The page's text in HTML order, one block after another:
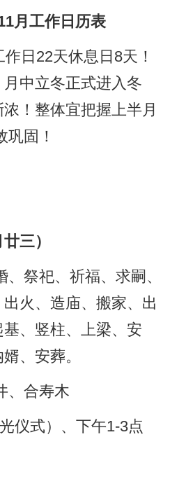
月工作日历表
日22天休息日8天！
中立冬正式进入冬
！整体宜把握上半月
固！
三）
祭祀、祈福、求嗣、
火、造庙、搬家、出
、竖柱、上梁、安
、安葬。
、合寿木
仪式）、下午1-3点